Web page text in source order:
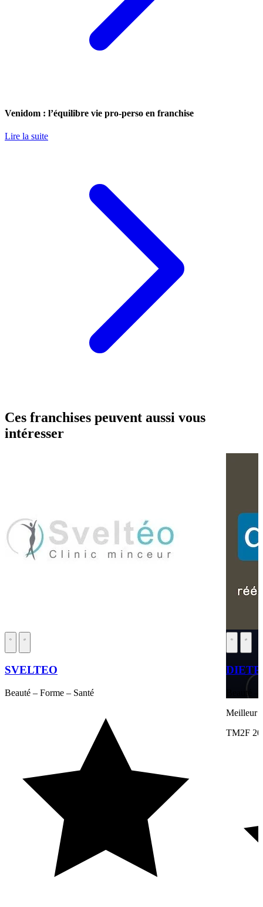
Venidom : l’équilibre vie pro-perso en franchise
Lire la suite
Ces franchises peuvent aussi vous
intéresser
SVELTEO
Beauté – Forme – Santé
Beauté
Meilleur
TM2F